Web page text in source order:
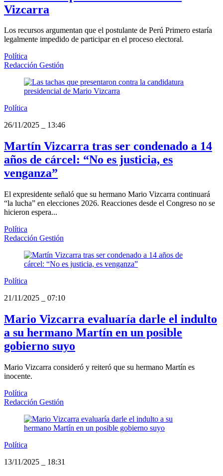
Vizcarra
Los recursos argumentan que el postulante de Perú Primero estaría
legalmente impedido de participar en el proceso electoral.
Política
Redacción Gestión
Política
26/11/2025
13:46
Martín Vizcarra tras ser condenado a 14
años de cárcel: “No es justicia, es
venganza”
El expresidente señaló que su hermano Mario Vizcarra continuará
“la lucha” en elecciones 2026. Reacciones desde el Congreso no se
hicieron espera...
Política
Redacción Gestión
Política
21/11/2025
07:10
Mario Vizcarra evaluaría darle el indulto
a su hermano Martín en un posible
gobierno suyo
Mario Vizcarra consideró y reiteró que su hermano Martín es
inocente.
Política
Redacción Gestión
Política
13/11/2025
18:31